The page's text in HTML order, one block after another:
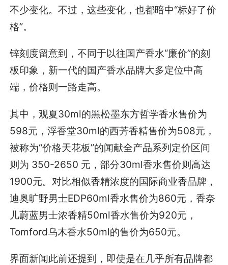
不少变化。不过，这些变化，也都暗中“标好了价
格”。
锌刻度留意到，不同于以往国产香水“廉价”的刻
板印象，新一代的国产香水品牌大多定位中高
端，价格则一路走高。
其中，观夏30ml的黑松墨东方哲学香水售价为
598元，浮香堂30ml的西芳香精售价为508元，
被称为“价格天花板”的闻献全产品系列定价区间
则为 350-2650 元，部分30ml香水售价则高达
1900元。对比相似香精浓度的国际商业香品牌，
迪奥旷野男士EDP60ml香水售价为860元，香奈
儿蔚蓝男士浓香精50ml香水售价为920元，
Tomford乌木香水50ml的售价为650元。
界面新闻此前还提到，即使是在几乎所有品牌都